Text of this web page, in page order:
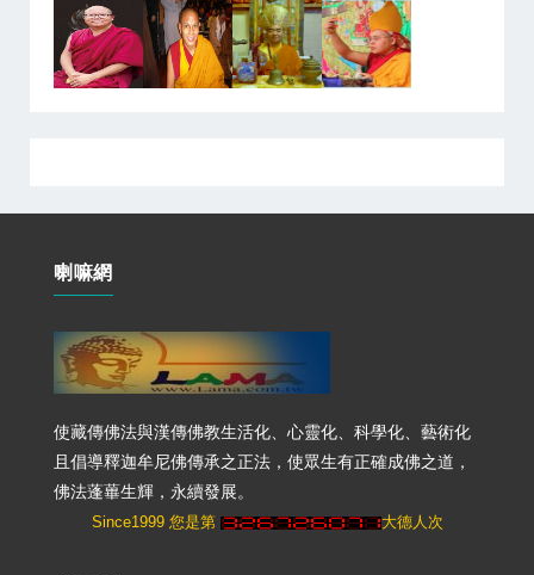
喇嘛網
使藏傳佛法與漢傳佛教生活化、心靈化、科學化、藝術化
且倡導釋迦牟尼佛傳承之正法，使眾生有正確成佛之道，
佛法蓬蓽生輝，永續發展。
Since1999 您是第 大德人次